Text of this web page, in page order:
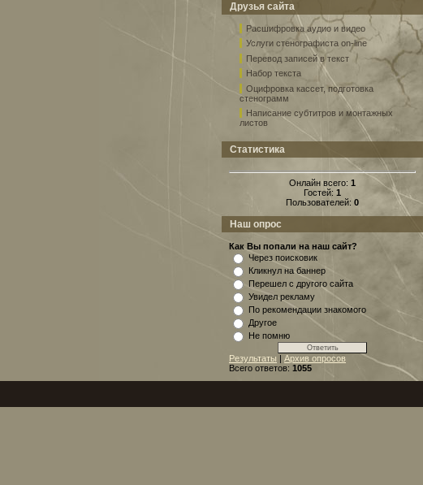
Друзья сайта
Расшифровка аудио и видео
Услуги стенографиста on-line
Перевод записей в текст
Набор текста
Оцифровка кассет, подготовка
стенограмм
Написание субтитров и монтажных
листов
Статистика
Онлайн всего: 1
Гостей: 1
Пользователей: 0
Наш опрос
Как Вы попали на наш сайт?
Через поисковик
Кликнул на баннер
Перешел с другого сайта
Увидел рекламу
По рекомендации знакомого
Другое
Не помню
Результаты | Архив опросов
Всего ответов: 1055